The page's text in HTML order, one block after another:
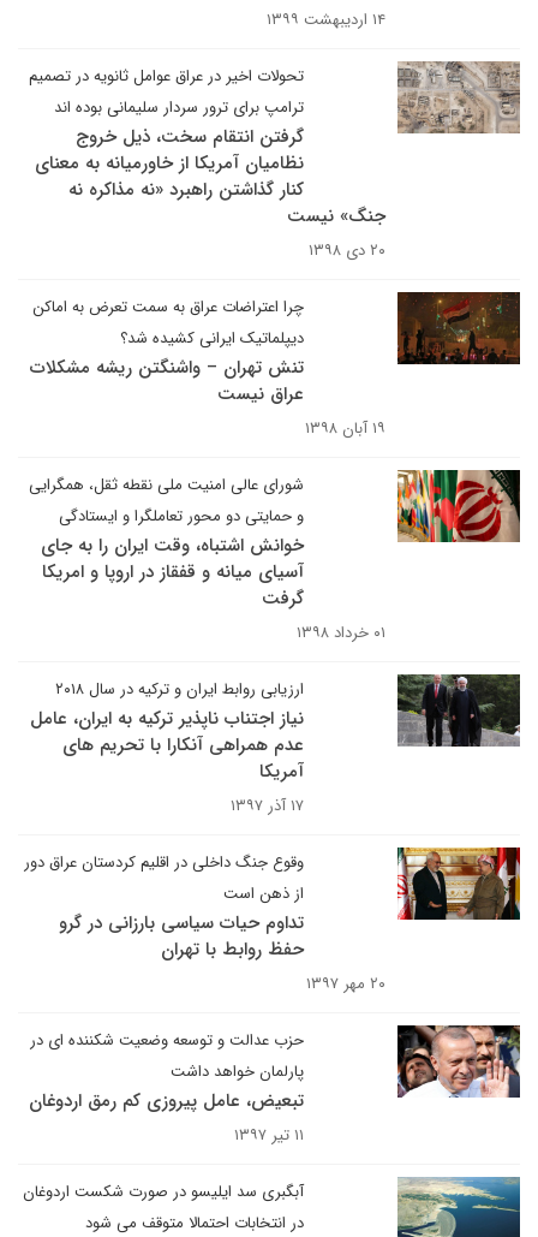
۱۴ اردیبهشت ۱۳۹۹
تحولات اخیر در عراق عوامل ثانویه در تصمیم
ترامپ برای ترور سردار سلیمانی بوده اند
گرفتن انتقام سخت، ذیل خروج
نظامیان آمریکا از خاورمیانه به معنای
کنار گذاشتن راهبرد «نه مذاکره نه
جنگ» نیست
۲۰ دی ۱۳۹۸
چرا اعتراضات عراق به سمت تعرض به اماکن
دیپلماتیک ایرانی کشیده شد؟
تنش تهران – واشنگتن ریشه مشکلات
عراق نیست
۱۹ آبان ۱۳۹۸
شورای عالی امنیت ملی نقطه ثقل، همگرایی
و حمایتی دو محور تعاملگرا و ایستادگی
خوانش اشتباه، وقت ایران را به جای
آسیای میانه و قفقاز در اروپا و امریکا
گرفت
۰۱ خرداد ۱۳۹۸
ارزیابی روابط ایران و ترکیه در سال ۲۰۱۸
نیاز اجتناب ناپذیر ترکیه به ایران، عامل
عدم همراهی آنکارا با تحریم های
آمریکا
۱۷ آذر ۱۳۹۷
وقوع جنگ داخلی در اقلیم کردستان عراق دور
از ذهن است
تداوم حیات سیاسی بارزانی در گرو
حفظ روابط با تهران
۲۰ مهر ۱۳۹۷
حزب عدالت و توسعه وضعیت شکننده ای در
پارلمان خواهد داشت
تبعیض، عامل پیروزی کم رمق اردوغان
۱۱ تیر ۱۳۹۷
آبگبری سد ایلیسو در صورت شکست اردوغان
در انتخابات احتمالا متوقف می شود